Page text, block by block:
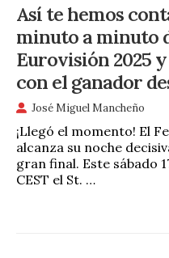
Así te hemos
minuto a minuto
Eurovisión 2025
con el ganador
José Miguel Mancheño
¡Llegó el momento! El
alcanza su noche
gran final. Este sábado
CEST el St. …